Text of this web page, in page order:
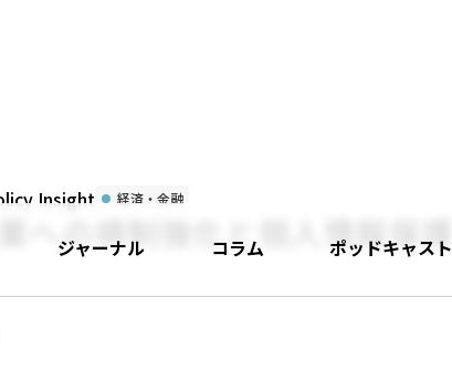
ジャーナル コラム ポッドキャスト
Insight 経済・金融
への規制強化と個人情報保護